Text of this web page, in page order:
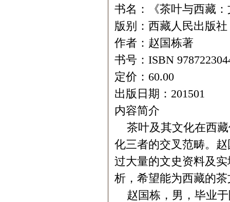
书名：《茶叶与西藏
版别：西藏人民出版社
作者：赵国栋著
书号：ISBN
定价：60.00
出版日期：201501
内容简介
茶叶及其文化在西藏
化三者的交叉范畴。
过大量的文史资料及
析，希望能为西藏的
赵国栋，男，毕业于